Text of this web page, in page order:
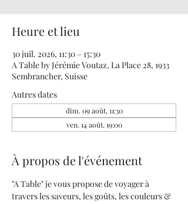
Heure et lieu
30 juil. 2026, 11:30 – 15:30
A Table by Jérémie Voutaz, La Place 28, 1933
Sembrancher, Suisse
Autres dates
dim. 09 août, 11:30
ven. 14 août, 19:00
À propos de l'événement
"A Table" je vous propose de voyager à
travers les saveurs, les goûts, les couleurs &